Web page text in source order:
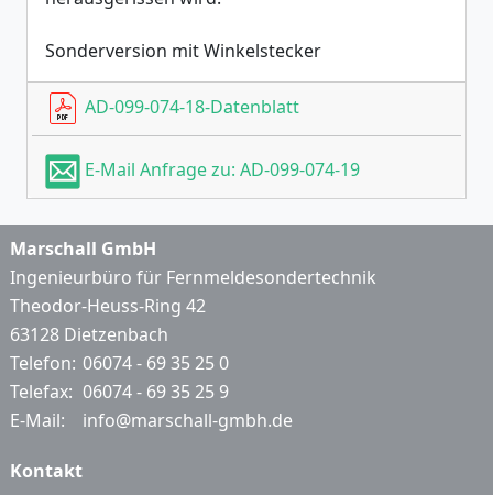
Sonderversion mit Winkelstecker
AD-099-074-18-Datenblatt
E-Mail Anfrage zu: AD-099-074-19
Marschall GmbH
Ingenieurbüro für Fernmeldesondertechnik
Theodor-Heuss-Ring 42
63128 Dietzenbach
Telefon: 06074 - 69 35 25 0
Telefax: 06074 - 69 35 25 9
E-Mail:
info@marschall-gmbh.de
Kontakt